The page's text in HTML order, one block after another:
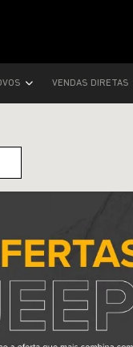
VENDAS DIRETAS